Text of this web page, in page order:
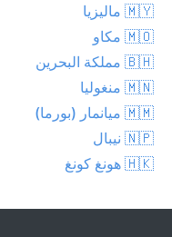
🇲🇾 ماليزيا
🇲🇴 مكاو
🇧🇭 مملكة البحرين
🇲🇳 منغوليا
🇲🇲 ميانمار (بورما)
🇳🇵 نيبال
🇭🇰 هونغ كونغ